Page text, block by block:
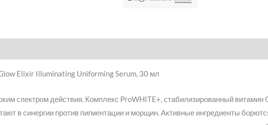
Elixir Illuminating Uniforming Serum, 30 мл
спектром действия. Комплекс ProWHITE+, стабилизированный витамин
в синергии против пигментации и морщин. Активные ингредиенты